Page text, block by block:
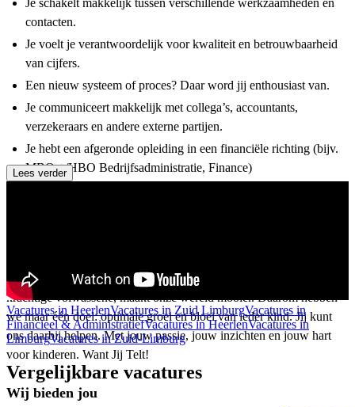
contacten.
Je voelt je verantwoordelijk voor kwaliteit en betrouwbaarheid
van cijfers.
Een nieuw systeem of proces? Daar word jij enthousiast van.
Je communiceert makkelijk met collega’s, accountants,
verzekeraars en andere externe partijen.
Je hebt een afgeronde opleiding in een financiële richting (bijv.
MBO +/HBO Bedrijfsadministratie, Finance)
Wij zijn vernieuwers met een droom. Een kind dat opgroeit tot een
krachtige volwassene, maakt onze wereld mooier. Daarom hebben
we maar één doel: optimale groei en bloei van ieder kind. Jij kunt
ons daarbij helpen. Met jouw passie, jouw inzichten en jouw hart
voor kinderen. Want Jij Telt!
Wij bieden jou
Lees verder
Vacatures in HeerlenVacatures in Zuid LimburgVacatures in
Financieel & AdministratiefVacatures in HeerlenVacatures in
LimburgVacatures in Zuid-Limburg
Vergelijkbare vacatures